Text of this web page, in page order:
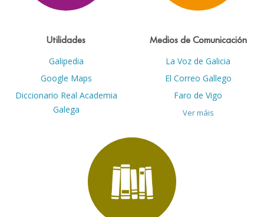
Utilidades
Galipedia
Google Maps
Diccionario Real Academia
Galega
Medios de Comunicación
La Voz de Galicia
El Correo Gallego
Faro de Vigo
Ver máis